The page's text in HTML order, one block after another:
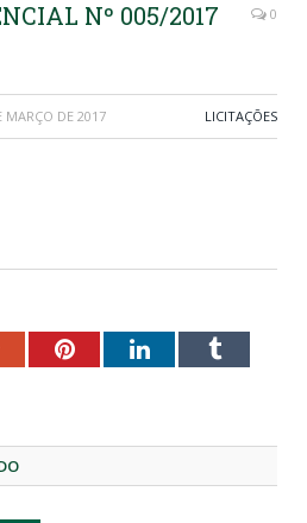
Nº 005/2017
0
MARÇO DE 2017 LICITAÇÕES
Google+PinterestLinkedInTumblr